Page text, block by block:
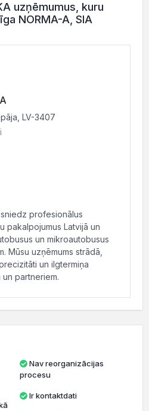
uzņēmumus, kuru
NORMA-A, SIA
LV-3407
sniedz profesionālus
pakalpojumus Latvijā un
un mikroautobusus
Mūsu uzņēmums strādā,
un ilgtermiņa
partneriem.
Nav reorganizācijas
procesu
Ir kontaktdati